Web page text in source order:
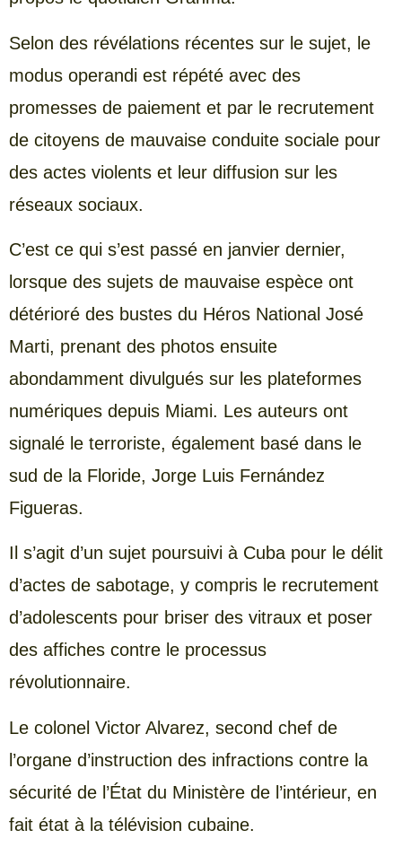
Selon des révélations récentes sur le sujet, le
modus operandi est répété avec des
promesses de paiement et par le recrutement
de citoyens de mauvaise conduite sociale pour
des actes violents et leur diffusion sur les
réseaux sociaux.
C’est ce qui s’est passé en janvier dernier,
lorsque des sujets de mauvaise espèce ont
détérioré des bustes du Héros National José
Marti, prenant des photos ensuite
abondamment divulgués sur les plateformes
numériques depuis Miami. Les auteurs ont
signalé le terroriste, également basé dans le
sud de la Floride, Jorge Luis Fernández
Figueras.
Il s’agit d’un sujet poursuivi à Cuba pour le délit
d’actes de sabotage, y compris le recrutement
d’adolescents pour briser des vitraux et poser
des affiches contre le processus
révolutionnaire.
Le colonel Victor Alvarez, second chef de
l’organe d’instruction des infractions contre la
sécurité de l’État du Ministère de l’intérieur, en
fait état à la télévision cubaine.